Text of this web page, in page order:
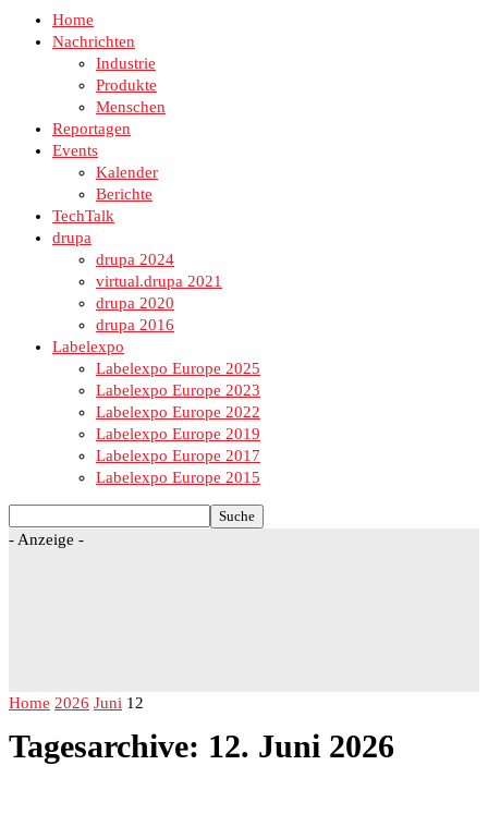
Home
Nachrichten
Industrie
Produkte
Menschen
Reportagen
Events
Kalender
Berichte
TechTalk
drupa
drupa 2024
virtual.drupa 2021
drupa 2020
drupa 2016
Labelexpo
Labelexpo Europe 2025
Labelexpo Europe 2023
Labelexpo Europe 2022
Labelexpo Europe 2019
Labelexpo Europe 2017
Labelexpo Europe 2015
- Anzeige -
Home 2026 Juni 12
Tagesarchive: 12. Juni 2026